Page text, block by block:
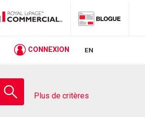
CONNEXION EN
Plus de critères